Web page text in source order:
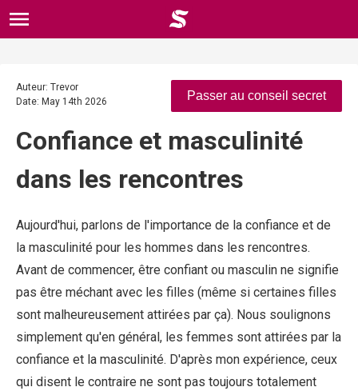
Auteur: Trevor
Date: May 14th 2026
Passer au conseil secret
Confiance et masculinité
dans les rencontres
Aujourd'hui, parlons de l'importance de la confiance et de
la masculinité pour les hommes dans les rencontres.
Avant de commencer, être confiant ou masculin ne signifie
pas être méchant avec les filles (même si certaines filles
sont malheureusement attirées par ça). Nous soulignons
simplement qu'en général, les femmes sont attirées par la
confiance et la masculinité. D'après mon expérience, ceux
qui disent le contraire ne sont pas toujours totalement